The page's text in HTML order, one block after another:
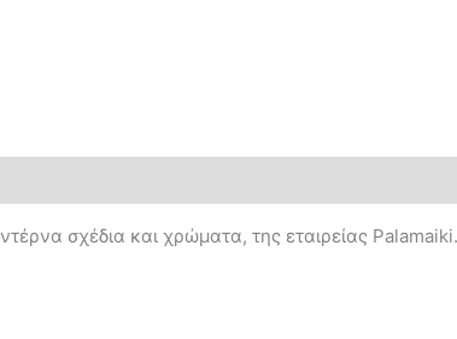
σχέδια και χρώματα, της εταιρείας